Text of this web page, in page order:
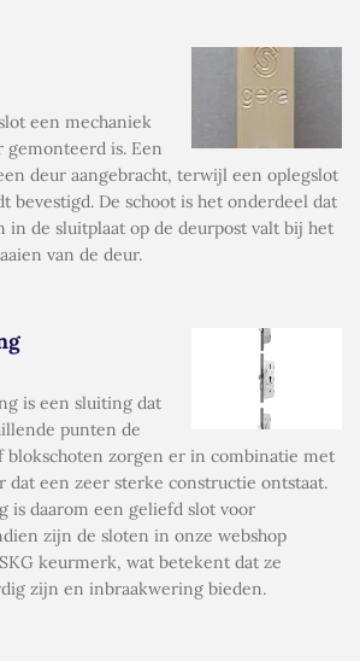
een mechaniek
is. Een
deur aangebracht, terwijl een oplegslot
bevestigd. De schoot is het onderdeel dat
in de sluitplaat op de deurpost valt bij het
van de deur.
is een sluiting dat
punten de
blokschoten zorgen er in combinatie met
dat een zeer sterke constructie ontstaat.
is daarom een geliefd slot voor
zijn de sloten in onze webshop
keurmerk, wat betekent dat ze
zijn en inbraakwering bieden.